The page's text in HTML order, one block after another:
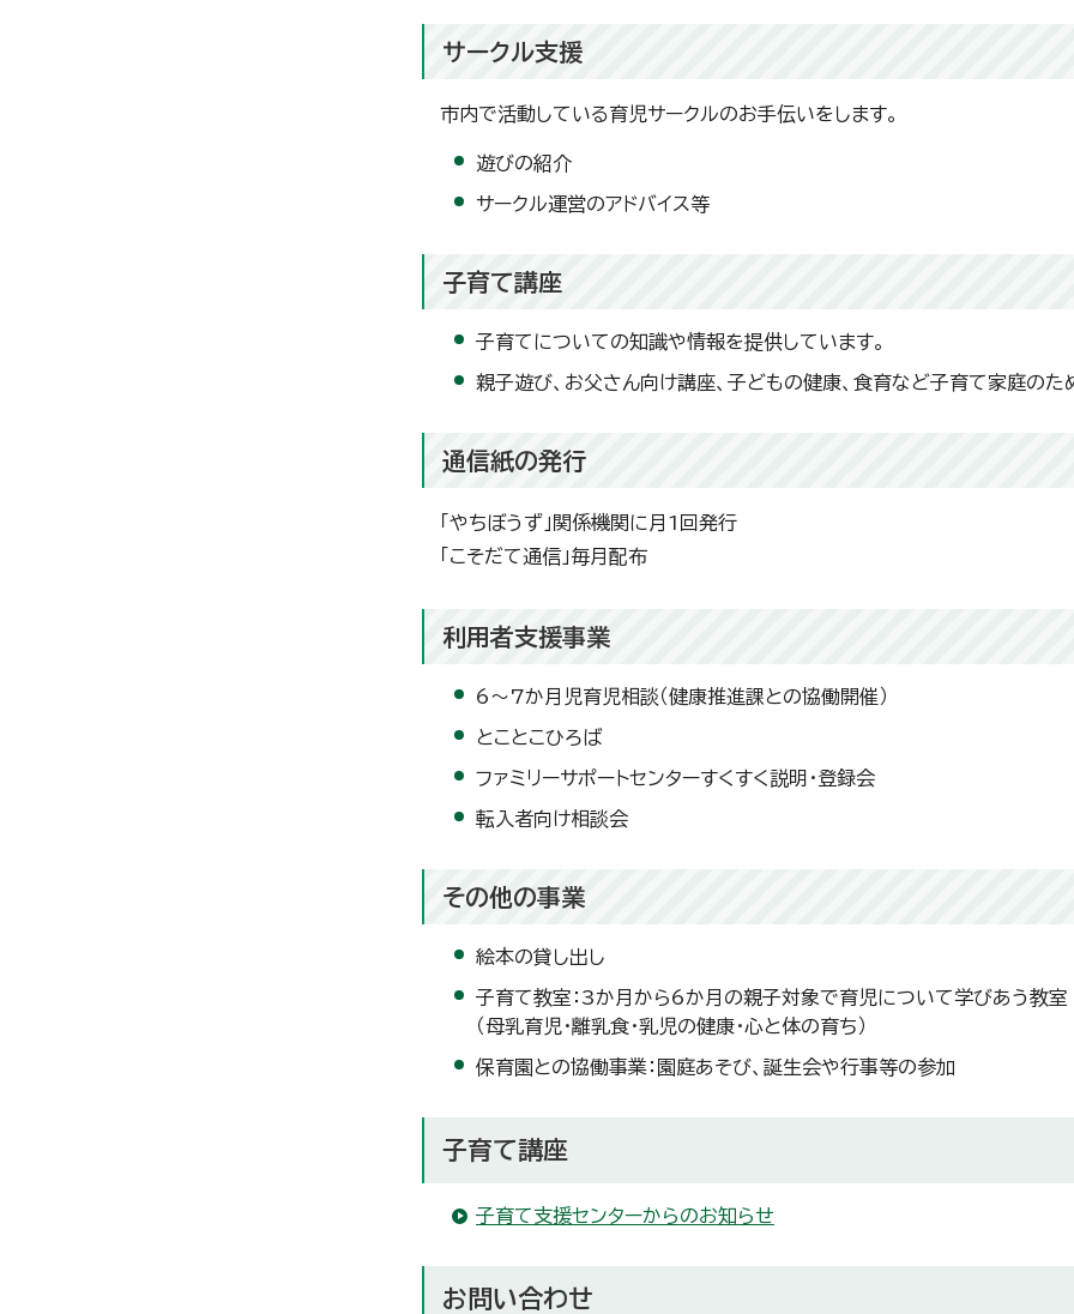
サークル支援
市内で活動している育児サークルのお手伝いをします。
遊びの紹介
サークル運営のアドバイス等
子育て講座
子育てについての知識や情報を提供しています。
親子遊び、お父さん向け講座、子どもの健康、食育など子育て家庭のた
通信紙の発行
「やちぼうず」関係機関に月1回発行
「こそだて通信」毎月配布
利用者支援事業
6～7か月児育児相談（健康推進課との協働開催）
とことこひろば
ファミリーサポートセンターすくすく説明・登録会
転入者向け相談会
その他の事業
絵本の貸し出し
子育て教室：3か月から6か月の親子対象で育児について学びあう教室
（母乳育児・離乳食・乳児の健康・心と体の育ち）
保育園との協働事業：園庭あそび、誕生会や行事等の参加
子育て講座
子育て支援センターからのお知らせ
お問い合わせ